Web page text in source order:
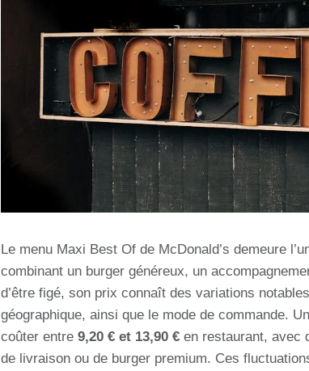
Le menu Maxi Best Of de McDonald’s demeure
combinant un burger généreux, un
d’être figé, son prix connaît des variations
géographique, ainsi que le mode de commande.
coûter entre 9,20 € et 13,90 € en restaurant, avec
de livraison ou de burger premium. Ces